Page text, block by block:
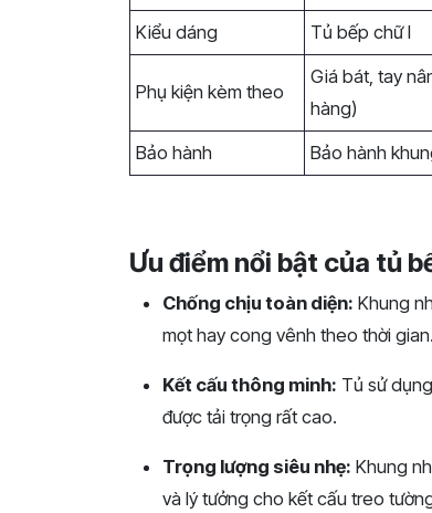
Kiểu dáng
Tủ bếp chữ I
Phụ kiện kèm theo
Giá bát, tay
hàng)
Bảo hành
Bảo hành
Ưu điểm nổi bật của tủ
Chống chịu toàn diện: Khung
mọt hay cong vênh theo thời gian.
Kết cấu thông minh: Tủ sử
được tải trọng rất cao.
Trọng lượng siêu nhẹ: Khung
và lý tưởng cho kết cấu treo